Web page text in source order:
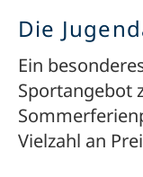
Die
Ein
Sportangebot
Vielzahl an